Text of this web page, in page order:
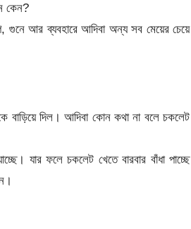
কেন?
আর ব্যবহারে আদিবা অন্য সব মেয়ের চেয়ে
বাড়িয়ে দিল। আদিবা কোন কথা না বলে চকলেট
যার ফলে চকলেট খেতে বারবার বাঁধা পাচ্ছে